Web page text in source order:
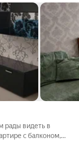
рады видеть в
с балконом,